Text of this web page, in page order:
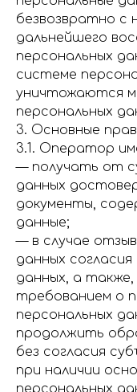
безвозвратно с
дальнейшего
персональных
системе
уничтожаются
персональных
3. Основные
3.1. Оператор
— получать от
данных
документы,
данные;
— в случае
данных
данных, а
требованием о
персональных
продолжить
без согласия
при наличии
персональных